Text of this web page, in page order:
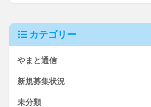
カテゴリー
やまと通信
新規募集状況
未分類